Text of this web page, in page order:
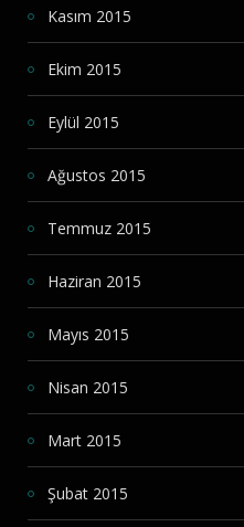
Kasım 2015
Ekim 2015
Eylül 2015
Ağustos 2015
Temmuz 2015
Haziran 2015
Mayıs 2015
Nisan 2015
Mart 2015
Şubat 2015